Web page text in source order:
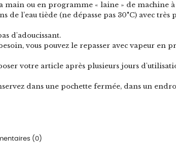
main ou en programme « laine » de machine à
de l’eau tiède (ne dépasse pas 30°C) avec
d'adoucissant.
vous pouvez le repasser avec vapeur en
votre article après plusieurs jours
dans une pochette fermée, dans un
(0)